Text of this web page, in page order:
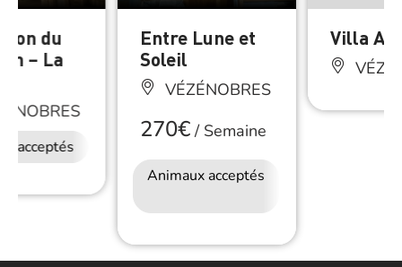
du
– La
acceptés
Entre Lune et
Soleil
VÉZÉNOBRES
270€/Semaine
Animaux acceptés
Villa